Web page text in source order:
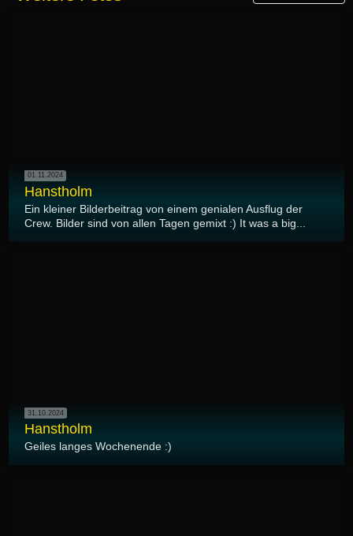
01.11.2024
Hanstholm
Ein kleiner Bilderbeitrag von einem genialen Ausflug der
Crew. Bilder sind von allen Tagen gemixt :) It was a big...
31.10.2024
Hanstholm
Geiles langes Wochenende :)